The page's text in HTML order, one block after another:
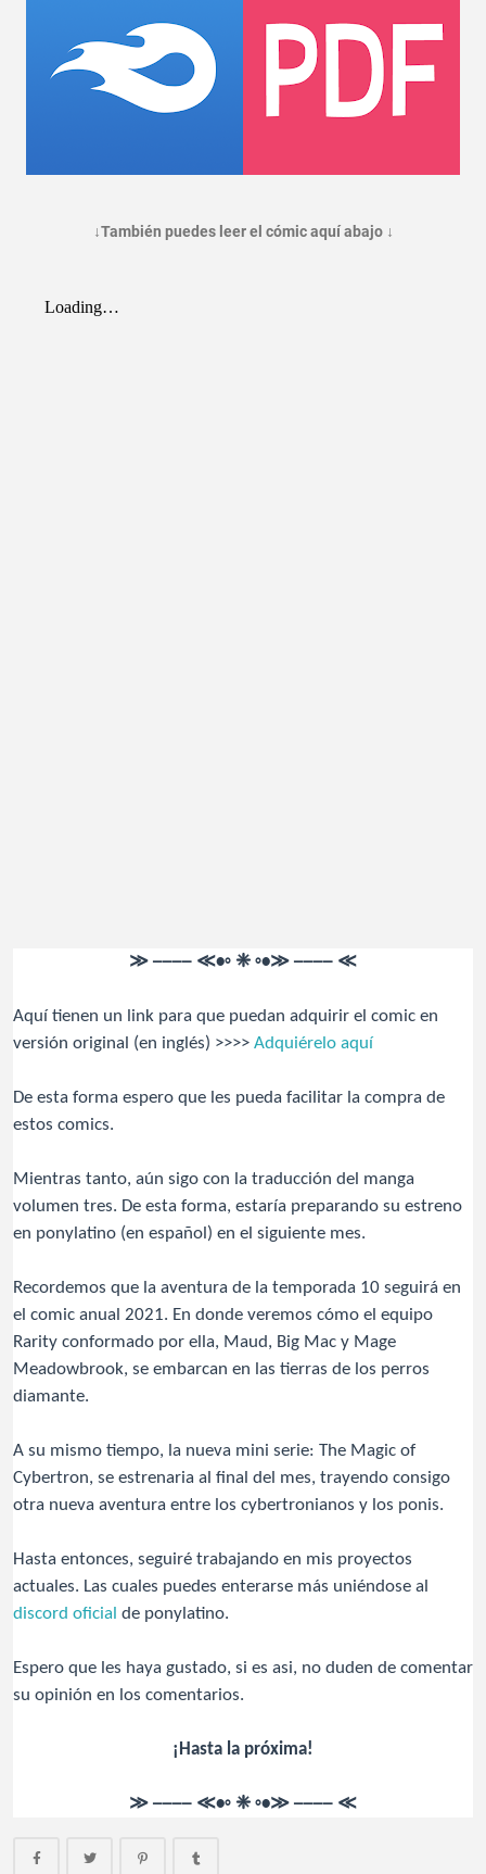
↓También puedes leer el cómic aquí abajo ↓
≫ ──── ≪•◦ ❈ ◦•≫ ──── ≪
Aquí tienen un link para que puedan adquirir el comic en
versión original (en inglés) >>>> Adquiérelo aquí
De esta forma espero que les pueda facilitar la compra de
estos comics.
Mientras tanto, aún sigo con la traducción del manga
volumen tres. De esta forma, estaría preparando su estreno
en ponylatino (en español) en el siguiente mes.
Recordemos que la aventura de la temporada 10 seguirá en
el comic anual 2021. En donde veremos cómo el equipo
Rarity conformado por ella, Maud, Big Mac y Mage
Meadowbrook, se embarcan en las tierras de los perros
diamante.
A su mismo tiempo, la nueva mini serie: The Magic of
Cybertron, se estrenaria al final del mes, trayendo consigo
otra nueva aventura entre los cybertronianos y los ponis.
Hasta entonces, seguiré trabajando en mis proyectos
actuales. Las cuales puedes enterarse más uniéndose al
discord oficial de ponylatino.
Espero que les haya gustado, si es asi, no duden de comentar
su opinión en los comentarios.
¡Hasta la próxima!
≫ ──── ≪•◦ ❈ ◦•≫ ──── ≪